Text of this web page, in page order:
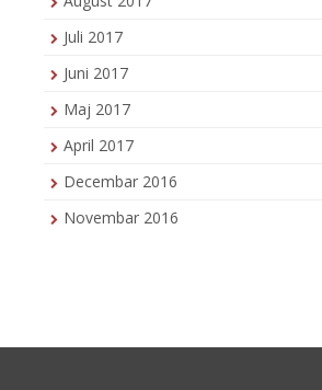
Juli 2017
Juni 2017
Maj 2017
April 2017
Decembar 2016
Novembar 2016